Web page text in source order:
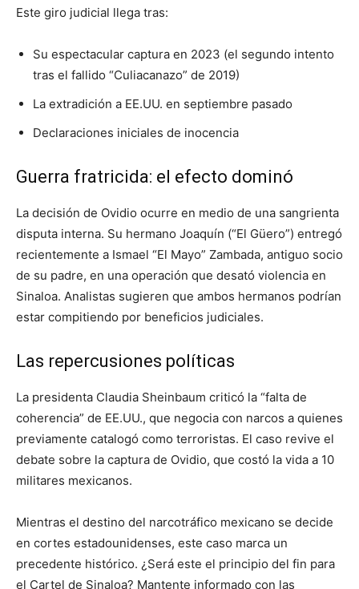
Este giro judicial llega tras:
Su espectacular captura en 2023 (el segundo intento
tras el fallido “Culiacanazo” de 2019)
La extradición a EE.UU. en septiembre pasado
Declaraciones iniciales de inocencia
Guerra fratricida: el efecto dominó
La decisión de Ovidio ocurre en medio de una sangrienta
disputa interna. Su hermano Joaquín (“El Güero”) entregó
recientemente a Ismael “El Mayo” Zambada, antiguo socio
de su padre, en una operación que desató violencia en
Sinaloa. Analistas sugieren que ambos hermanos podrían
estar compitiendo por beneficios judiciales.
Las repercusiones políticas
La presidenta Claudia Sheinbaum criticó la “falta de
coherencia” de EE.UU., que negocia con narcos a quienes
previamente catalogó como terroristas. El caso revive el
debate sobre la captura de Ovidio, que costó la vida a 10
militares mexicanos.
Mientras el destino del narcotráfico mexicano se decide
en cortes estadounidenses, este caso marca un
precedente histórico. ¿Será este el principio del fin para
el Cartel de Sinaloa? Mantente informado con las